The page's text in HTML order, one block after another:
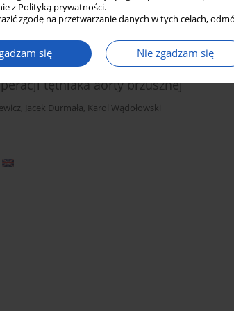
z Polityką prywatności.
zgodę na przetwarzanie danych w tych celach,
się Nie zgadzam się
tętniaka aorty brzusznej
, Jacek Durmała, Karol Wądołowski